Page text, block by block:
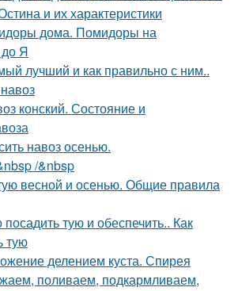
и их характеристики
дома. Помидоры на
до Я
лучший и как правильно с ним..
конский. Состояние и
навоз осенью.
/&nbsp
весной и осенью. Общие правила
тую и обеспечить.. Как
тую
делением куста. Спирея
поливаем, подкармливаем,